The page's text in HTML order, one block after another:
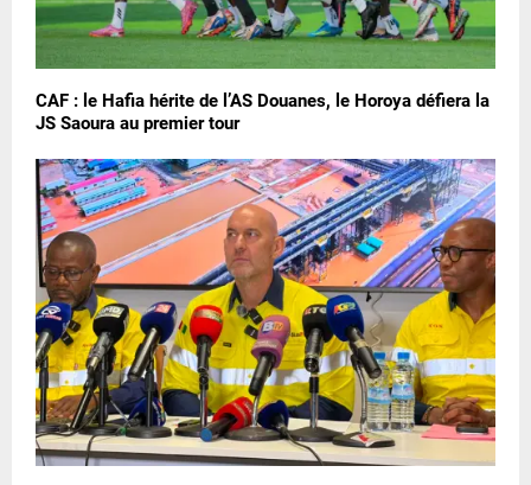
CAF : le Hafia hérite de l’AS Douanes, le Horoya défiera la
JS Saoura au premier tour